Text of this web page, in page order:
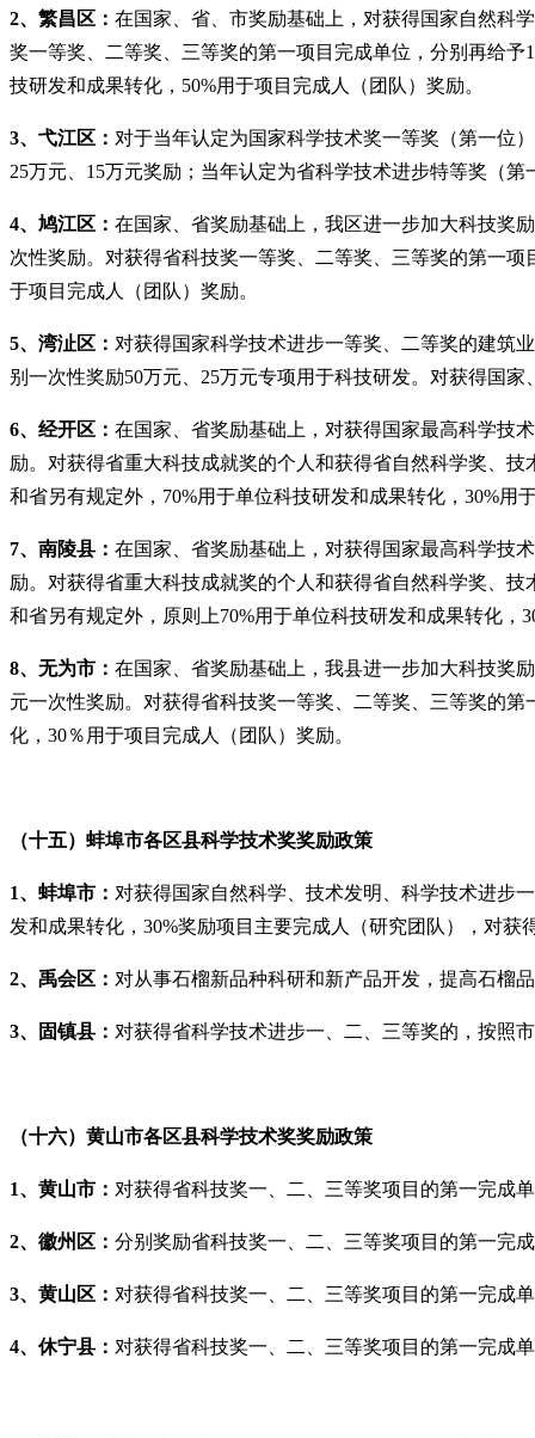
2、繁昌区： 在国家、省、市奖励基础上，对获得国家自然科
奖一等奖、二等奖、三等奖的第一项目完成单位，分别再给
技研发和成果转化，50%用于项目完成人（团队）奖励。
3、弋江区： 对于当年认定为国家科学技术奖一等奖（第一位
25万元、15万元奖励；当年认定为省科学技术进步特等奖（
4、鸠江区： 在国家、省奖励基础上，我区进一步加大科技奖
次性奖励。对获得省科技奖一等奖、二等奖、三等奖的第一
于项目完成人（团队）奖励。
5、湾沚区： 对获得国家科学技术进步一等奖、二等奖的建筑
别一次性奖励50万元、25万元专项用于科技研发。对获得国
6、经开区： 在国家、省奖励基础上，对获得国家最高科学技
励。对获得省重大科技成就奖的个人和获得省自然科学奖、
和省另有规定外，70%用于单位科技研发和成果转化，30%用
7、南陵县： 在国家、省奖励基础上，对获得国家最高科学技
励。对获得省重大科技成就奖的个人和获得省自然科学奖、
和省另有规定外，原则上70%用于单位科技研发和成果转化，
8、无为市： 在国家、省奖励基础上，我县进一步加大科技奖
元一次性奖励。对获得省科技奖一等奖、二等奖、三等奖的
化，30％用于项目完成人（团队）奖励。
（十五）蚌埠市各区县科学技术奖奖励政策
1、蚌埠市： 对获得国家自然科学、技术发明、科学技术进步
发和成果转化，30%奖励项目主要完成人（研究团队），对
2、禹会区： 对从事石榴新品种科研和新产品开发，提高石榴
3、固镇县： 对获得省科学技术进步一、二、三等奖的，按照
（十六）黄山市各区县科学技术奖奖励政策
1、黄山市： 对获得省科技奖一、二、三等奖项目的第一完成
2、徽州区： 分别奖励省科技奖一、二、三等奖项目的第一完
3、黄山区： 对获得省科技奖一、二、三等奖项目的第一完成
4、休宁县： 对获得省科技奖一、二、三等奖项目的第一完成